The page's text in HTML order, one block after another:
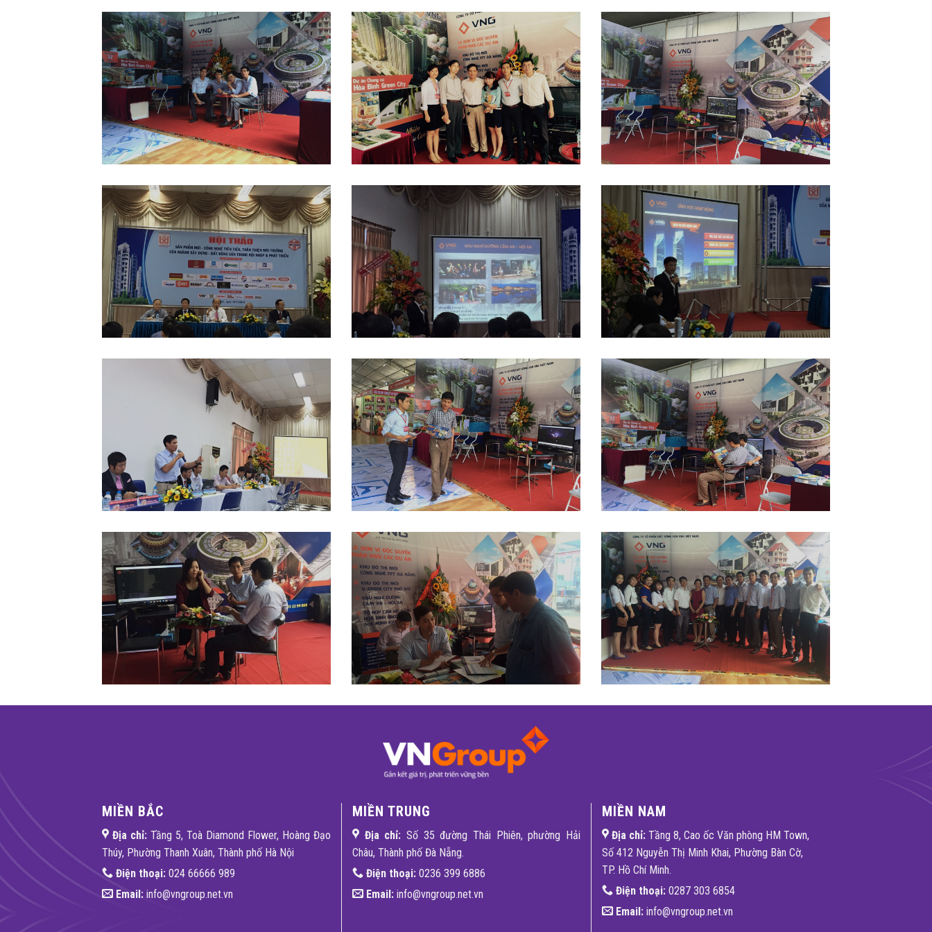
MIỀN BẮC
Địa chỉ: Tầng 5, Toà Diamond Flower, Hoàng Đạo
Thúy, Phường Thanh Xuân, Thành phố Hà Nội
Điện thoại: 024 66666 989
Email: info@vngroup.net.vn
MIỀN TRUNG
Địa chỉ: Số 35 đường Thái Phiên, phường Hải
Châu, Thành phố Đà Nẵng.
Điện thoại:0236 399 6886
Email: info@vngroup.net.vn
MIỀN NAM
Địa chỉ:Tầng 8, Cao ốc Văn phòng HM Town,
Số 412 Nguyễn Thị Minh Khai, Phường Bàn Cờ,
TP. Hồ Chí Minh.
Điện thoại:0287 303 6854
Email: info@vngroup.net.vn